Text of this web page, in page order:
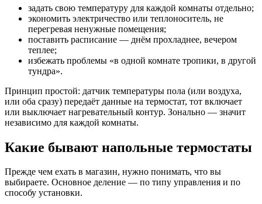
задать свою температуру для каждой комнаты отдельно;
экономить электричество или теплоноситель, не
перегревая ненужные помещения;
поставить расписание — днём прохладнее, вечером
теплее;
избежать проблемы «в одной комнате тропики, в другой
тундра».
Принцип простой: датчик температуры пола (или воздуха,
или оба сразу) передаёт данные на термостат, тот включает
или выключает нагревательный контур. Зонально — значит
независимо для каждой комнаты.
Какие бывают напольные термостаты
Прежде чем ехать в магазин, нужно понимать, что вы
выбираете. Основное деление — по типу управления и по
способу установки.